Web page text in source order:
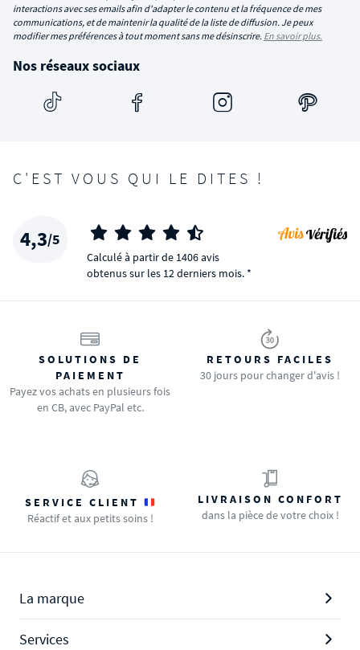
interactions avec ses emails afin d'adapter le contenu et la fréquence de mes
communications, et de maintenir la qualité de la liste de diffusion. Je peux
modifier mes préférences à tout moment sans me désinscrire. En savoir plus.
Nos réseaux sociaux
C'EST VOUS QUI LE DITES !
4,3/5
Calculé à partir de 1406 avis
obtenus sur les 12 derniers mois. *
SOLUTIONS DE
PAIEMENT
Payez vos achats en plusieurs fois
en CB, avec PayPal etc.
RETOURS FACILES
30 jours pour changer d'avis !
SERVICE CLIENT
Réactif et aux petits soins !
LIVRAISON CONFORT
dans la pièce de votre choix !
La marque
Services